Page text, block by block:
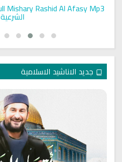
الشرعية
جديد الاناشيد الاسلامية